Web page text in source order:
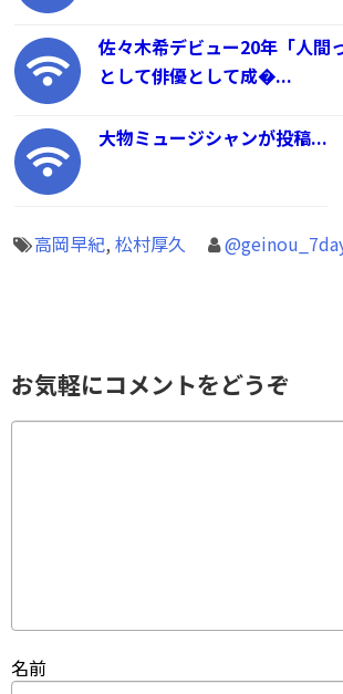
佐々木希デビュー20年「人間
として俳優として成�...
大物ミュージシャンが投稿...
高岡早紀, 松村厚久
お気軽にコメントをどうぞ
名前